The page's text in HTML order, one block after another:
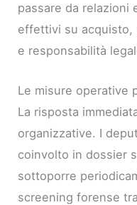
passare da relazioni
effettivi su acquisto,
e responsabilità
Le misure operative
La risposta
organizzative. I
coinvolto in dossier
sottoporre
screening forense